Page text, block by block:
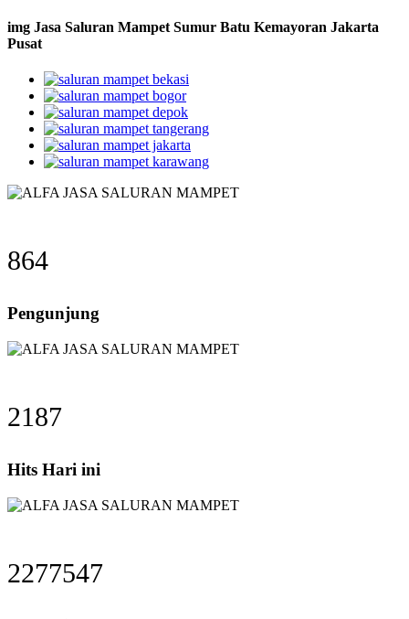
img Jasa Saluran Mampet Sumur Batu Kemayoran Jakarta
Pusat
864
Pengunjung
2187
Hits Hari ini
2277547